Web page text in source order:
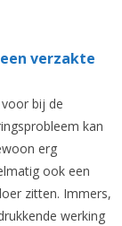
verzakte
bij de
kan
erg
ook een
zitten. Immers,
werking